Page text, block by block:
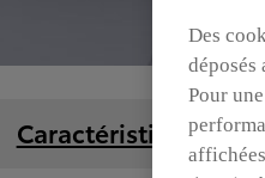
Caractéristiques
Des
déposés
Pour